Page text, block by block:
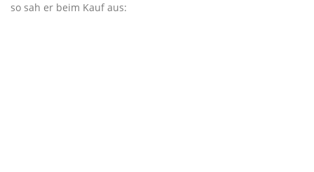
so sah er beim Kauf aus: